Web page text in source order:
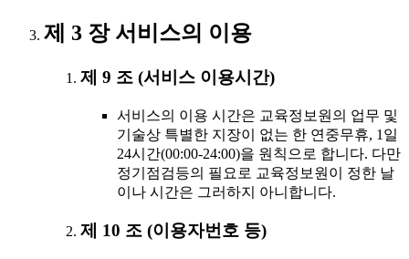
제 3 장 서비스의 이용
제 9 조 (서비스 이용시간)
서비스의 이용 시간은 교육정보원의 업무 및
기술상 특별한 지장이 없는 한 연중무휴, 1일
24시간(00:00-24:00)을 원칙으로 합니다. 다만
정기점검등의 필요로 교육정보원이 정한 날
이나 시간은 그러하지 아니합니다.
제 10 조 (이용자번호 등)